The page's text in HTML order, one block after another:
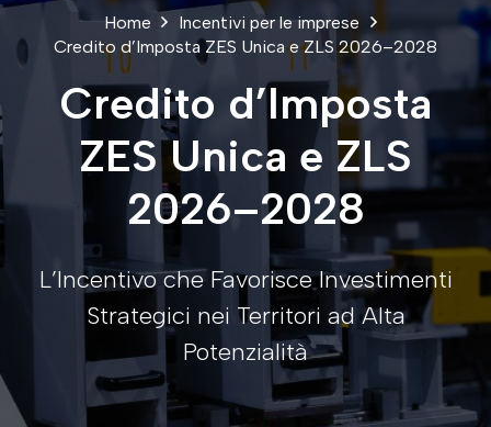
Home
Incentivi per le imprese
Credito d’Imposta ZES Unica e ZLS 2026–2028
Credito d’Imposta
ZES Unica e ZLS
2026–2028
L’Incentivo che Favorisce Investimenti
Strategici nei Territori ad Alta
Potenzialità